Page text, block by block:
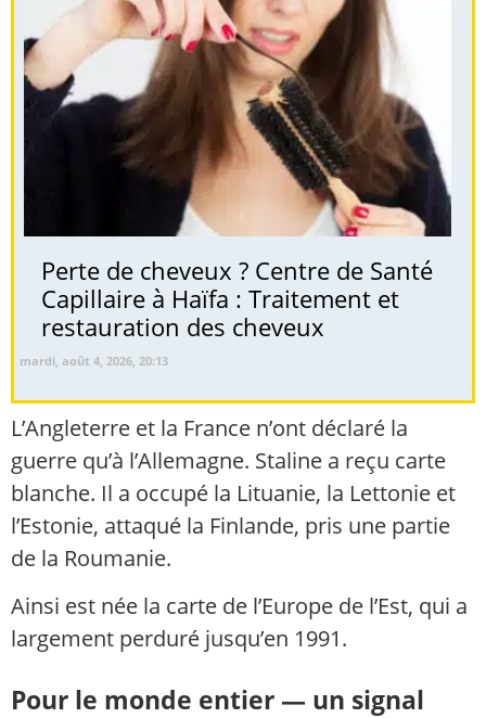
Perte de cheveux ? Centre de Santé
Capillaire à Haïfa : Traitement et
restauration des cheveux
mardi, août 4, 2026, 20:13
L’Angleterre et la France n’ont déclaré la
guerre qu’à l’Allemagne. Staline a reçu carte
blanche. Il a occupé la Lituanie, la Lettonie et
l’Estonie, attaqué la Finlande, pris une partie
de la Roumanie.
Ainsi est née la carte de l’Europe de l’Est, qui a
largement perduré jusqu’en 1991.
Pour le monde entier — un signal